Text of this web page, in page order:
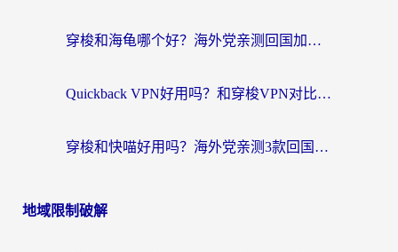
穿梭和海龟哪个好？海外党亲测回国加速器，附电脑免费VPN推荐
Quickback VPN好用吗？和穿梭VPN对比哪个回国效果更好？海外党必看的真实测评与选择指南
穿梭和快喵好用吗？海外党亲测3款回国加速器，附日本回国VPN避坑指南
地域限制破解